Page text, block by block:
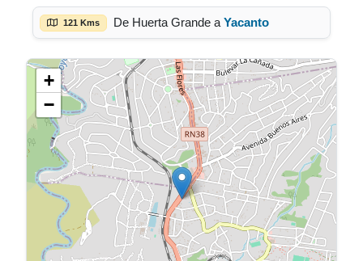
121 Kms De Huerta Grande a Yacanto
+
−